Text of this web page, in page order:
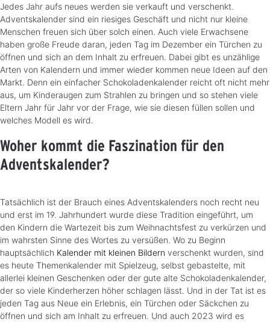
Jedes Jahr aufs neues werden sie verkauft und verschenkt.
Adventskalender sind ein riesiges Geschäft und nicht nur kleine
Menschen freuen sich über solch einen. Auch viele Erwachsene
haben große Freude daran, jeden Tag im Dezember ein Türchen zu
öffnen und sich an dem Inhalt zu erfreuen. Dabei gibt es unzählige
Arten von Kalendern und immer wieder kommen neue Ideen auf den
Markt. Denn ein einfacher Schokoladenkalender reicht oft nicht mehr
aus, um Kinderaugen zum Strahlen zu bringen und so stehen viele
Eltern Jahr für Jahr vor der Frage, wie sie diesen füllen sollen und
welches Modell es wird.
Woher kommt die Faszination für den
Adventskalender?
Tatsächlich ist der Brauch eines Adventskalenders noch recht neu
und erst im 19. Jahrhundert wurde diese Tradition eingeführt, um
den Kindern die Wartezeit bis zum Weihnachtsfest zu verkürzen und
im wahrsten Sinne des Wortes zu versüßen. Wo zu Beginn
hauptsächlich Kalender mit kleinen Bildern verschenkt wurden, sind
es heute Themenkalender mit Spielzeug, selbst gebastelte, mit
allerlei kleinen Geschenken oder der gute alte Schokoladenkalender,
der so viele Kinderherzen höher schlagen lässt. Und in der Tat ist es
jeden Tag aus Neue ein Erlebnis, ein Türchen oder Säckchen zu
öffnen und sich am Inhalt zu erfreuen. Und auch 2023 wird es